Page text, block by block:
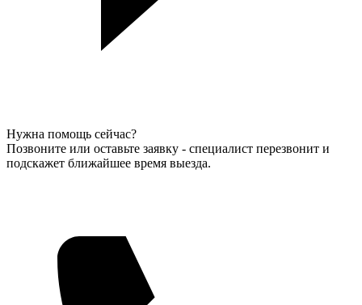
Нужна помощь сейчас?
Позвоните или оставьте заявку - специалист перезвонит и
подскажет ближайшее время выезда.